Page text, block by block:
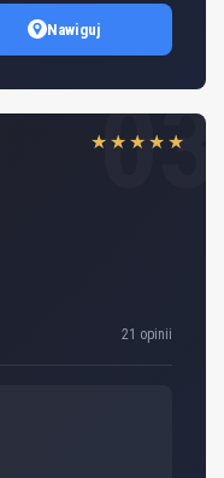
Nawiguj
03
★★★★★
21 opinii